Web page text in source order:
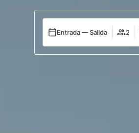
Entrada — Salida 2